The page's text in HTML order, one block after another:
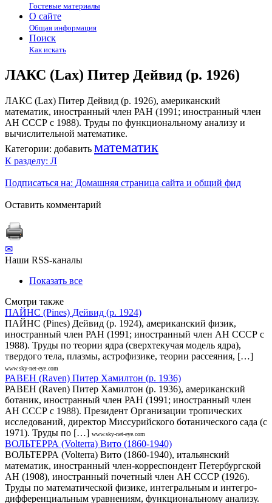
Гостевые материалы
О сайте
Общая информация
Поиск
Как искать
ЛАКС (Lax) Питер Дейвид (р. 1926)
ЛАКС (Lax) Питер Дейвид (р. 1926), американский
математик, иностранный член РАН (1991; иностранный член
АН СССР с 1988). Труды по функциональному анализу и
вычислительной математике.
Категории: добавить математик
К разделу: Л
Подписаться на: Домашняя страница сайта и общий фид
Оставить комментарий
✉
Наши RSS-каналы
Показать все
Смотри также
ПАЙНС (Pines) Дейвид (р. 1924)
ПАЙНС (Pines) Дейвид (р. 1924), американский физик,
иностранный член РАН (1991; иностранный член АН СССР с
1988). Труды по теории ядра (сверхтекучая модель ядра),
твердого тела, плазмы, астрофизике, теории рассеяния, […]
www.sky-net-eye.com
РАВЕН (Raven) Питер Хамилтон (р. 1936)
РАВЕН (Raven) Питер Хамилтон (р. 1936), американский
ботаник, иностранный член РАН (1991; иностранный член
АН СССР с 1988). Президент Организации тропических
исследований, директор Миссурийского ботанического сада (с
1971). Труды по […] www.sky-net-eye.com
ВОЛЬТЕРРА (Volterra) Вито (1860-1940)
ВОЛЬТЕРРА (Volterra) Вито (1860-1940), итальянский
математик, иностранный член-корреспондент Петербургской
АН (1908), иностранный почетный член АН СССР (1926).
Труды по математической физике, интегральным и интегро-
дифференциальным уравнениям, функциональному анализу.